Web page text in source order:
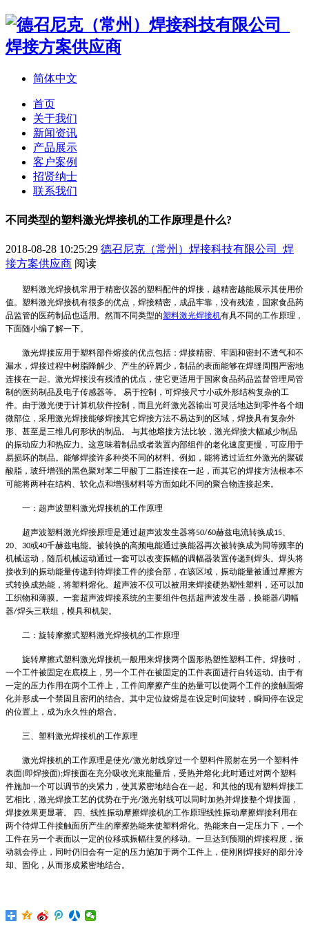
简体中文
首页
关于我们
新闻资讯
产品展示
客户案例
招贤纳士
联系我们
不同类型的塑料激光焊接机的工作原理是什么?
2018-08-28 10:25:29 德召尼克（常州）焊接科技有限公司_焊
接方案供应商 阅读
塑料激光焊接机常用于精密仪器的塑料配件的焊接，越精密越能展示其使用价
值。塑料激光焊接机有很多的优点，焊接精密，成品牢靠，没有残渣，国家食品药
品监管的医药制品也适用。然而不同类型的塑料激光焊接机有具不同的工作原理，
下面随小编了解一下。
激光焊接应用于塑料部件熔接的优点包括：焊接精密、牢固和密封不透气和不
漏水，焊接过程中树脂降解少、产生的碎屑少，制品的表面能够在焊缝周围严密地
连接在一起。激光焊接没有残渣的优点，使它更适用于国家食品药品监督管理局管
制的医药制品及电子传感器等。
易于控制，可焊接尺寸小或外形结构复杂的工
件。由于激光便于计算机软件控制，而且光纤激光器输出可灵活地达到零件各个细
微部位，采用激光焊接能够焊接其它焊接方法不易达到的区域，焊接具有复杂外
形、甚至是三维几何形状的制品。
与其他熔接方法比较，激光焊接大幅减少制品
的振动应力和热应力。这意味着制品或者装置内部组件的老化速度更慢，可应用于
易损坏的制品。能够焊接许多种类不同的材料。例如，能将透过近红外激光的聚碳
酸脂，玻纤增强的黑色聚对苯二甲酸丁二脂连接在一起，而其它的焊接方法根本不
可能将两种在结构、软化点和增强材料等方面如此不同的聚合物连接起来。
一：超声波塑料激光焊接机的工作原理
超声波塑料激光焊接原理是通过超声波发生器将50/60赫兹电流转换成15、
20、 30或40千赫兹电能。被转换的高频电能通过换能器再次被转换成为同等频率的
机械运动，随后机械运动通过一套可以改变振幅的调幅器装置传递到焊头。焊头将
接收到的振动能量传递到待焊接工件的接合部，在该区域，振动能量被通过摩擦方
式转换成热能，将塑料熔化。超声波不仅可以被用来焊接硬热塑性塑料，还可以加
工织物和薄膜。一套超声波焊接系统的主要组件包括超声波发生器，换能器/调幅
器/焊头三联组，模具和机架。
二：旋转摩擦式塑料激光焊接机的工作原理
旋转摩擦式塑料激光焊接机一般用来焊接两个圆形热塑性塑料工件。焊接时，
一个工件被固定在底模上，另一个工件在被固定的工件表面进行自转运动。由于有
一定的压力作用在两个工件上，工件间摩擦产生的热量可以使两个工件的接触面熔
化并形成一个禁固且密闭的结合。其中定位旋熔是在设定时间旋转，瞬间停在设定
的位置上，成为永久性的熔合。
三、塑料激光焊接机的工作原理
激光焊接机的工作原理是使光/激光射线穿过一个塑料件照射在另一个塑料件
表面(即焊接面);焊接面在充分吸收光束能量后，受热并熔化;此时通过对两个塑料
件施加一个可以调节的夹紧力，使其紧密地结合在一起。和其他的现有塑料焊接工
艺相比，激光焊接工艺的优势在于光/激光射线可以同时加热并焊接整个焊接面，
焊接效果更显著。 四、线性振动摩擦焊接机的工作原理线性振动摩擦焊接利用在
两个待焊工件接触面所产生的摩擦热能来使塑料熔化。热能来自一定压力下，一个
工件在另一个表面以一定的位移或振幅往复的移动。一旦达到预期的焊接程度，振
动就会停止，同时仍旧会有一定的压力施加于两个工件上，使刚刚焊接好的部分冷
却、固化，从而形成紧密地结合。